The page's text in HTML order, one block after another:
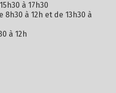
à 17h30
à 12h et de 13h30 à
à 12h